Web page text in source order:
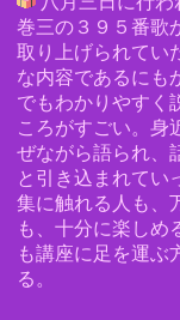
巻三の ３９５番歌
取り上げられてい
な内容であるにも
でもわかりやすく
ころがすごい。 身
ぜながら語られ、
と引き込まれてい
集に触れる人も、
も、十分に楽しめ
も講座に足を運ぶ
る。